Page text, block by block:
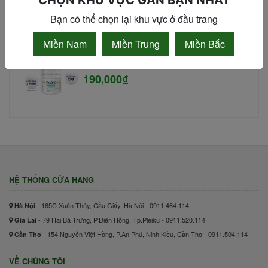
90,000₫
Lăn khử mùi Etiaxil 15ml #Cho da nhạy
190,000₫
HỆ THỐNG CỬA HÀNG
Hà Nội - 165C Xuân Thủy, Cầu Giấy, Hà Nội - 0911.464.114
Gia Lai - 79 Hai Bà Trưng, P.Diên Hồng, Tp.Pleiku - 0911.520.114
Cần Thơ - 154 Nguyễn Việt Hồng, P.An Phú, Ninh Kiều, Cần Thơ - 0911.504.114
VỀ CHÚNG TÔI
Bạn có thể chọn lại khu vực ở đầu trang
Miền Nam
Miền Trung Miền Bắc